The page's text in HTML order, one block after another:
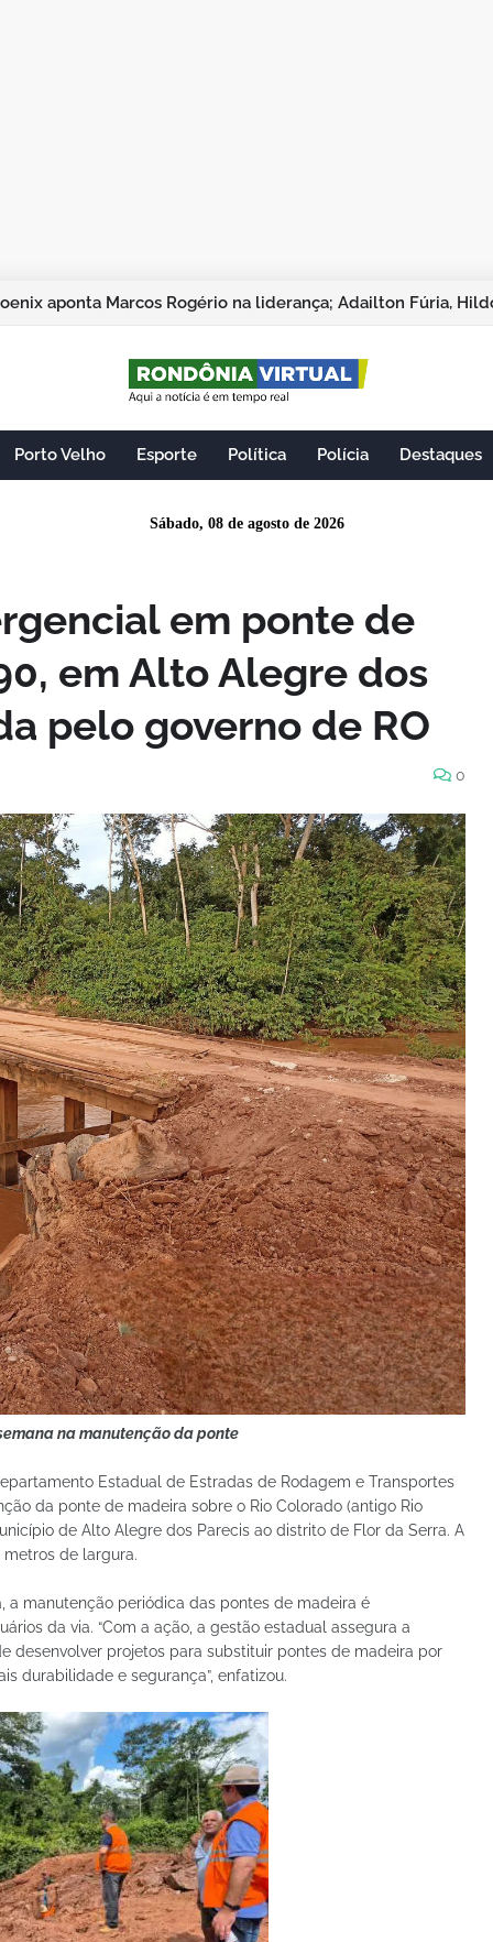
troca comunicação da ALE/RO e tudo fica igual: Trocou seis
Porto Velho Esporte Política Polícia Destaques
Sábado, 08 de agosto de 2026
em ponte de
em Alto Alegre dos
pelo governo de RO
0
na manutenção da ponte
Estadual de Estradas de Rodagem e Transportes
da ponte de madeira sobre o Rio Colorado (antigo Rio
de Alto Alegre dos Parecis ao distrito de Flor da Serra. A
de largura.
a manutenção periódica das pontes de madeira é
da via. “Com a ação, a gestão estadual assegura a
desenvolver projetos para substituir pontes de madeira por
durabilidade e segurança”, enfatizou.